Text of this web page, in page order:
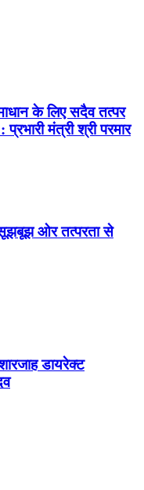
के लिए सदैव तत्पर
मंत्री श्री परमार
सूझबूझ ओर तत्परता से
डायरेक्ट